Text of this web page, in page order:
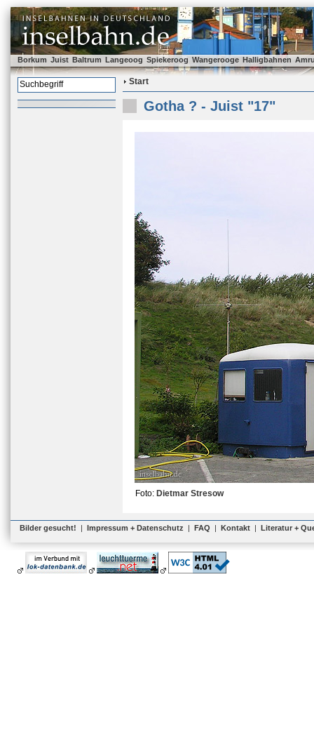
Borkum Juist Baltrum Langeoog Spiekeroog Wangerooge Halligbahnen
Start
Gotha ? - Juist "17"
Foto: Dietmar Stresow
Bilder gesucht! | Impressum + Datenschutz | FAQ | Kontakt | Literatur +